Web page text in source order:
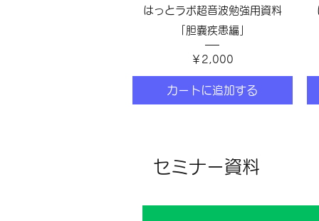
クイックビュー
はっとラボ超音波勉強用資料
「胆嚢疾患編」
価格
￥2,000
カートに追加する
セミナー資料